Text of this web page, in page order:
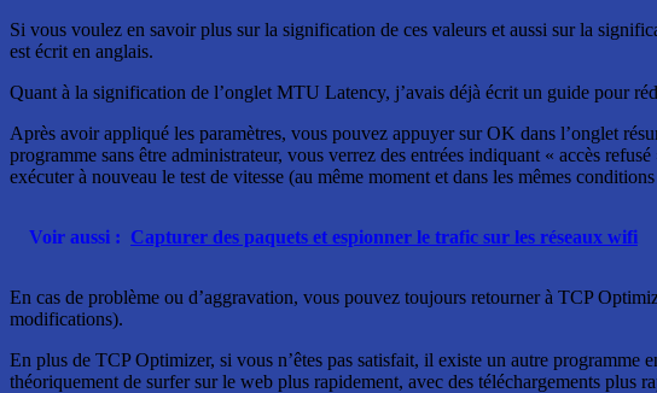
Si vous voulez en savoir plus sur la signification de ces valeurs et aussi sur la
est écrit en anglais.
Quant à la signification de l’onglet MTU Latency, j’avais déjà écrit un guide pour
Après avoir appliqué les paramètres, vous pouvez appuyer sur OK dans l’onglet
programme sans être administrateur, vous verrez des entrées indiquant « accès
exécuter à nouveau le test de vitesse (au même moment et dans les mêmes
Voir aussi : Capturer des paquets et espionner le trafic sur les réseaux wifi
En cas de problème ou d’aggravation, vous pouvez toujours retourner à TCP
modifications).
En plus de TCP Optimizer, si vous n’êtes pas satisfait, il existe un autre
théoriquement de surfer sur le web plus rapidement, avec des téléchargements plus